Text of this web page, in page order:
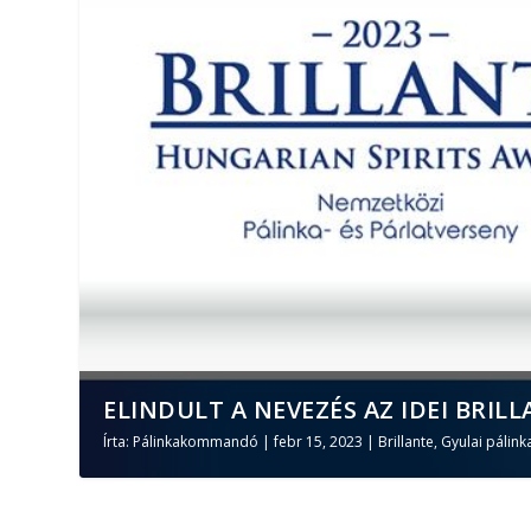
ELINDULT A NEVEZÉS AZ IDEI
Írta: Pálinkakommandó |febr 15, 2023 | Brillante, Gyulai